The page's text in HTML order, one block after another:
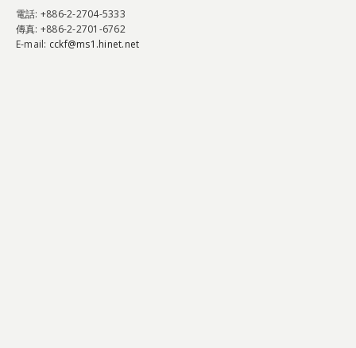
電話: +886-2-2704-5333
傳真: +886-2-2701-6762
E-mail: cckf@ms1.hinet.net